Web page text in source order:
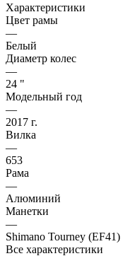
Характеристики
Цвет рамы
—
Белый
Диаметр колес
—
24 "
Модельный год
—
2017 г.
Вилка
—
653
Рама
—
Алюминий
Манетки
—
Shimano Tourney (EF41)
Все характеристики